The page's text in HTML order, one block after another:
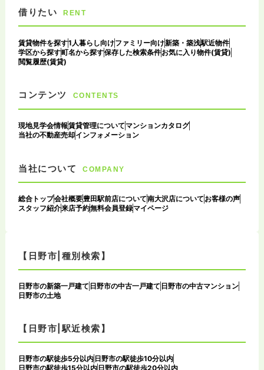
借りたい RENT
賃貸物件を探す1人暮らし向けファミリー向け新築・築浅駅近物件
学区から探す町名から探す保存した検索条件お気に入り物件(賃貸)
閲覧履歴(賃貸)
コンテンツ CONTENTS
現地見学会情報賃貸管理について マンションカタログ
当社の不動産売却インフォメーション
当社について COMPANY
総合トップ会社概要豊田駅前店について南大沢店について お客様の声
スタッフ紹介来店予約無料会員登録マイページ
【日野市|種別検索】
日野市の新築一戸建て 日野市の中古一戸建て 日野市の中古マンション
日野市の土地
【日野市|駅近検索】
日野市の駅徒歩5分以内 日野市の駅徒歩10分以内
日野市の駅徒歩15分以内 日野市の駅徒歩20分以内